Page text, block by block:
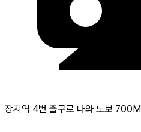
장지역 4번 출구로 나와 도보 700M